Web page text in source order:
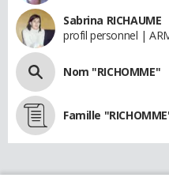
Sabrina RICHAUME
profil personnel |
Nom "RICHOMME"
Famille